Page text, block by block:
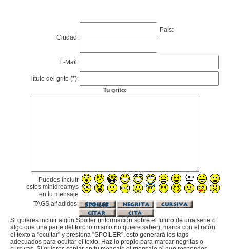
Ciudad:
País:
E-Mail:
Título del grito (*):
Tu grito:
Puedes incluir
estos minidreamys
en tu mensaje
TAGS añadidos:
Si quieres incluir algún Spoiler (información sobre el futuro de una serie o
algo que una parte del foro lo mismo no quiere saber), marca con el ratón
el texto a "ocultar" y presiona "SPOILER", esto generará los tags
adecuados para ocultar el texto. Haz lo propio para marcar negritas o